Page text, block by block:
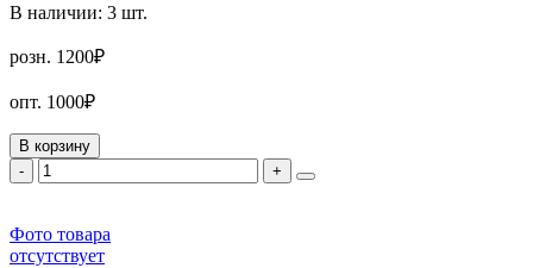
В наличии: 3 шт.
розн. 1200₽
опт. 1000₽
В корзину
-
+
Фото товара
отсутствует